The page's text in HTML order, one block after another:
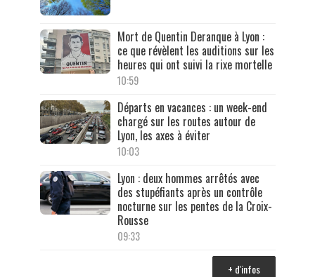
Mort de Quentin Deranque à Lyon :
ce que révèlent les auditions sur les
heures qui ont suivi la rixe mortelle
10:59
Départs en vacances : un week-end
chargé sur les routes autour de
Lyon, les axes à éviter
10:03
Lyon : deux hommes arrêtés avec
des stupéfiants après un contrôle
nocturne sur les pentes de la Croix-
Rousse
09:33
+ d'infos